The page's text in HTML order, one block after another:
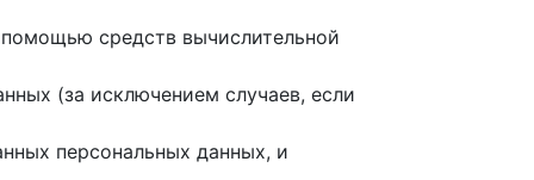
средств вычислительной
(за исключением случаев, если
персональных данных, и